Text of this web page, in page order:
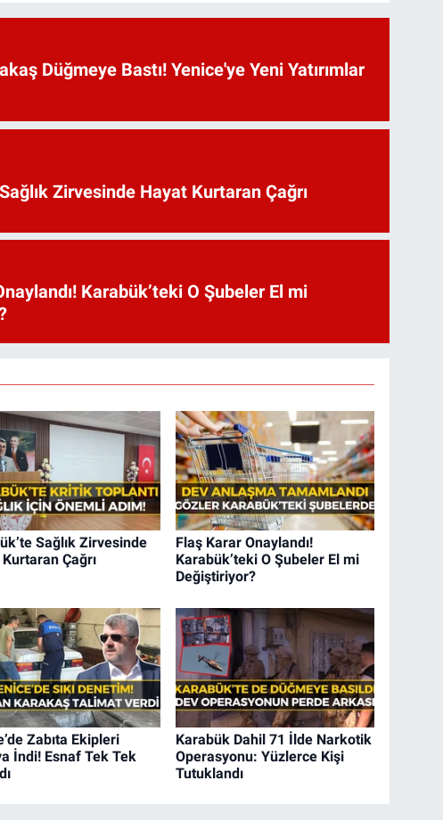
Düğmeye Bastı! Yenice'ye Yeni Yatırımlar
Zirvesinde Hayat Kurtaran Çağrı
Karabük’teki O Şubeler El mi
Sağlık Zirvesinde
Çağrı
Flaş Karar Onaylandı!
Karabük’teki O Şubeler El mi
Değiştiriyor?
Zabıta Ekipleri
İndi! Esnaf Tek Tek
Karabük Dahil 71 İlde Narkotik
Operasyonu: Yüzlerce Kişi
Tutuklandı